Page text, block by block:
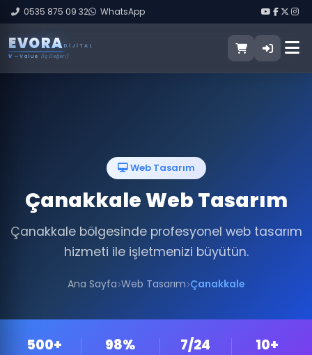
0535 875 09 32 WhatsApp
EVORA DIJITAL
V — Value (İş Değeri)
Web Tasarım
Çanakkale Web Tasarım
Çanakkale bölgesinde profesyonel web tasarım
hizmeti ile işletmenizi büyütün.
Ana Sayfa Web Tasarım Çanakkale
500+ 98% 7/24 10+